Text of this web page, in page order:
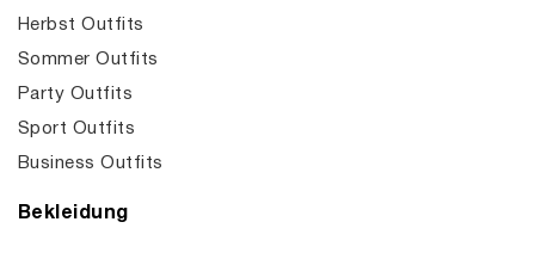
Herbst Outfits
Sommer Outfits
Party Outfits
Sport Outfits
Business Outfits
Bekleidung